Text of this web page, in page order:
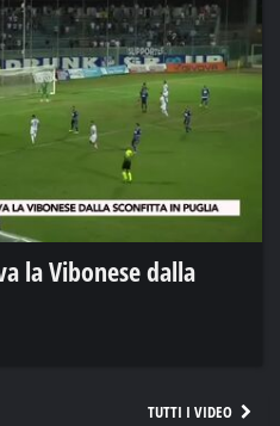
la Vibonese dalla
TUTTI I VIDEO